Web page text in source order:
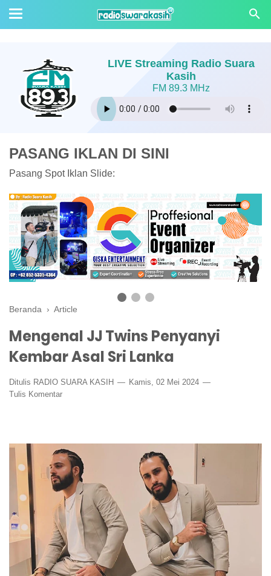
LIVE Streaming Radio Suara
Kasih
FM 89.3 MHz
PASANG IKLAN DI SINI
Pasang Spot Iklan Slide:
Beranda › Article
Mengenal JJ Twins Penyanyi
Kembar Asal Sri Lanka
Ditulis RADIO SUARA KASIH
Kamis, 02 Mei 2024
Tulis Komentar